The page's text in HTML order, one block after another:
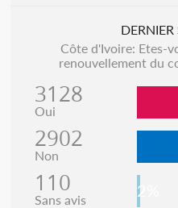
Côte d'Ivoire: Etes-
renouvellement du
3128
Oui
2902
Non
110
Sans avis 2%